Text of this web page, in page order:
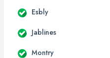
Esbly
Jablines
Montry